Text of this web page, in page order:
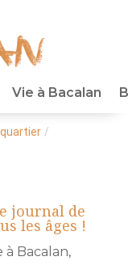
Vie à Bacalan
/
journal de
les âges !
à Bacalan,